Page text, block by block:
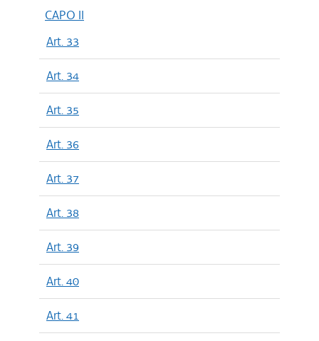
CAPO II
Art. 33
Art. 34
Art. 35
Art. 36
Art. 37
Art. 38
Art. 39
Art. 40
Art. 41